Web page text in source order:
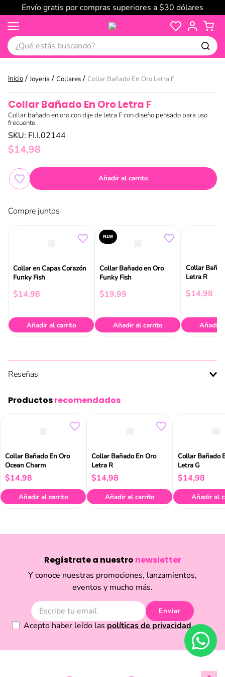
Envío gratis por compras superiores a $30 dólares
¿Qué estás buscando?
Joyería Collares Collar Bañado En Oro Letra F
Collar Bañado En Oro Letra F
Collar bañado en oro con dije de letra F con diseño pensado para uso
frecuente.
SKU: FI.I.02144
$14,98
Añadir al carrito
Compre juntos
Collar en Capas Corazón
Funky Fish
$14,98
Añadir al carrito
NEW
Collar Bañado en Oro
Funky Fish
$19,99
Añadir al carrito
Collar
Letra R
$14,98
Añadir
Reseñas
Productosrecomendados
Collar Bañado En Oro
Ocean Charm
$14,98
Añadir al carrito
Collar Bañado En Oro
Letra R
$14,98
Añadir al carrito
Collar Bañado
Letra G
$14,98
Añadir al
Regístrate a nuestro newsletter
Y conoce nuestras promociones, lanzamientos,
eventos y mucho más.
Enviar
Acepto haber leído las políticas de privacidad.